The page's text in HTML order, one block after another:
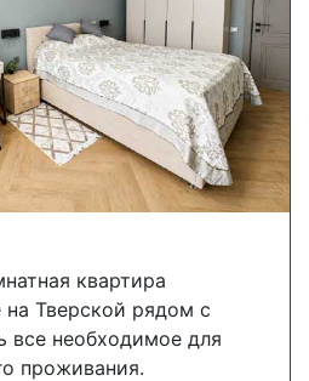
квартира
на Тверской рядом с
все необходимое для
проживания.